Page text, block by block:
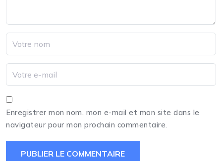
Enregistrer mon nom, mon e-mail et mon site dans le
navigateur pour mon prochain commentaire.